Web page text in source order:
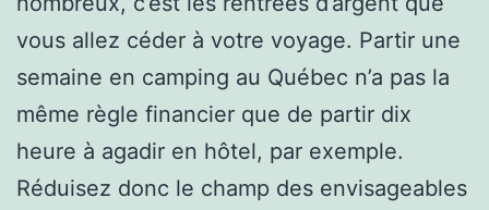
vous allez céder à votre voyage. Partir une
semaine en camping au Québec n’a pas la
même règle financier que de partir dix
heure à agadir en hôtel, par exemple.
Réduisez donc le champ des envisageables